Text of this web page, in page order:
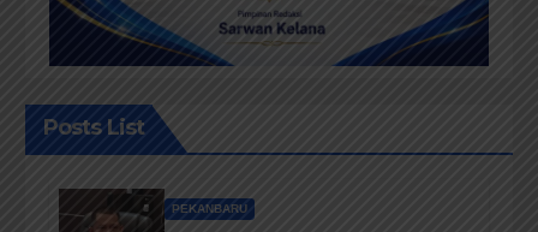
Posts List
PEKANBARU